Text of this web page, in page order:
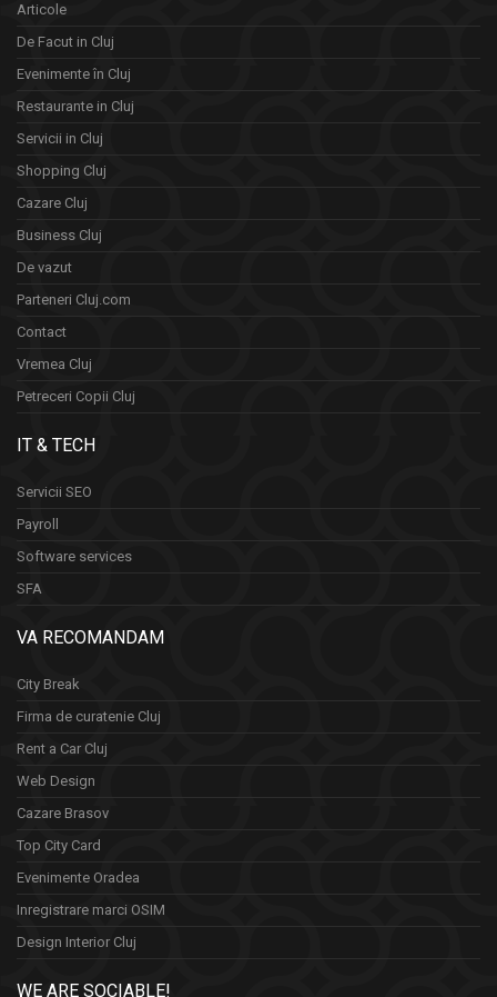
Articole
De Facut in Cluj
Evenimente în Cluj
Restaurante in Cluj
Servicii in Cluj
Shopping Cluj
Cazare Cluj
Business Cluj
De vazut
Parteneri Cluj.com
Contact
Vremea Cluj
Petreceri Copii Cluj
IT & TECH
Servicii SEO
Payroll
Software services
SFA
VA RECOMANDAM
City Break
Firma de curatenie Cluj
Rent a Car Cluj
Web Design
Cazare Brasov
Top City Card
Evenimente Oradea
Inregistrare marci OSIM
Design Interior Cluj
WE ARE SOCIABLE!